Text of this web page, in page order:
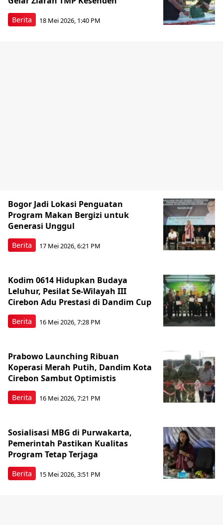
Berita 18 Mei 2026, 1:40 PM
Berita
Bogor Jadi Lokasi Penguatan
Program Makan Bergizi untuk
Generasi Unggul
17 Mei 2026, 6:21 PM
Berita
Kodim 0614 Hidupkan Budaya
Leluhur, Pesilat Se-Wilayah III
Cirebon Adu Prestasi di Dandim Cup
16 Mei 2026, 7:28 PM
Berita
Prabowo Launching Ribuan
Koperasi Merah Putih, Dandim Kota
Cirebon Sambut Optimistis
16 Mei 2026, 7:21 PM
Berita
Sosialisasi MBG di Purwakarta,
Pemerintah Pastikan Kualitas
Program Tetap Terjaga
15 Mei 2026, 3:51 PM